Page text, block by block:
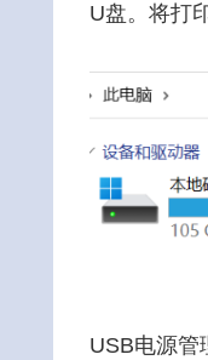
U盘。将打
USB电源管